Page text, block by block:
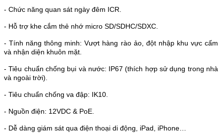
- Chức năng quan sát ngày đêm ICR.
- Hỗ trợ khe cắm thẻ nhớ micro SD/SDHC/SDXC.
- Tính năng thông minh: Vượt hàng rào ảo, đột nhập khu vực cấm
và nhận diện khuôn mặt.
- Tiêu chuẩn chống bụi và nước: IP67 (thích hợp sử dụng trong nhà
và ngoài trời).
- Tiêu chuẩn chống va đập: IK10.
- Nguồn điện: 12VDC & PoE.
- Dễ dàng giám sát qua điện thoại di động, iPad, iPhone…